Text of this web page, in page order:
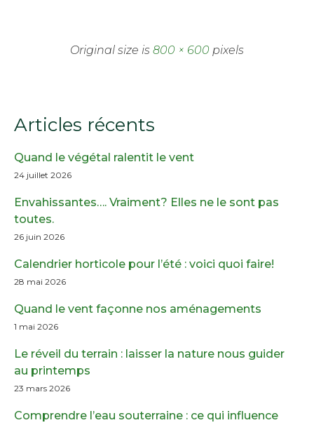
Original size is 800 × 600 pixels
Articles récents
Quand le végétal ralentit le vent
24 juillet 2026
Envahissantes…. Vraiment? Elles ne le sont pas
toutes.
26 juin 2026
Calendrier horticole pour l’été : voici quoi faire!
28 mai 2026
Quand le vent façonne nos aménagements
1 mai 2026
Le réveil du terrain : laisser la nature nous guider
au printemps
23 mars 2026
Comprendre l’eau souterraine : ce qui influence